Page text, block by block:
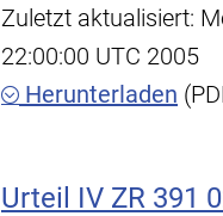
Zuletzt aktualisiert:
22:00:00 UTC 2005
Herunterladen
Urteil IV ZR 391